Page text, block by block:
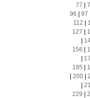
77
96
97
112
127
156
185
200|
229